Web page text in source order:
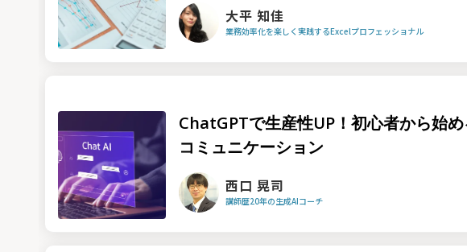
大平 知佳
業務効率化を楽しく実践するExcelプロフェッショナル
ChatGPTで生産性UP！初心者から始
コミュニケーション
西口 晃司
講師歴20年の生成AIコーチ